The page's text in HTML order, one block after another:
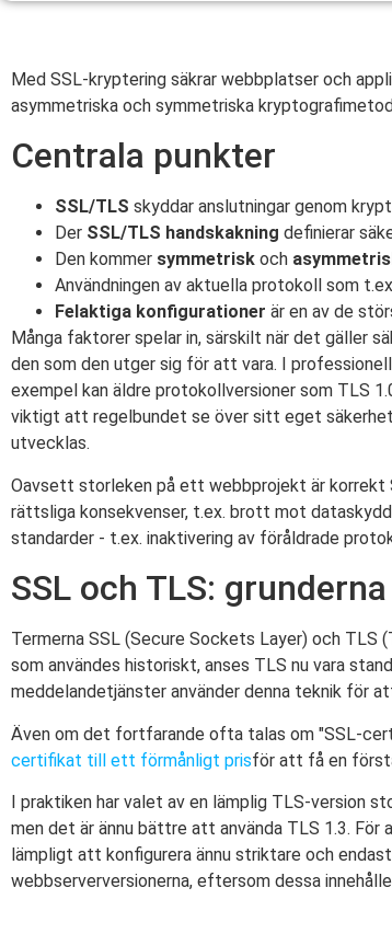
Med SSL-kryptering säkrar webbplatser och
asymmetriska och symmetriska
Centrala punkter
SSL/TLS skyddar anslutningar genom
Der SSL/TLS handskakning definierar
Den kommer symmetrisk och
Användningen av aktuella protokoll som
Felaktiga konfigurationer är en av de
Många faktorer spelar in, särskilt när det gäller
den som den utger sig för att vara. I
exempel kan äldre protokollversioner som TLS
viktigt att regelbundet se över sitt eget
utvecklas.
Oavsett storleken på ett webbprojekt är korrekt
rättsliga konsekvenser, t.ex. brott mot
standarder - t.ex. inaktivering av föråldrade
SSL och TLS:
Termerna SSL (Secure Sockets Layer) och
som användes historiskt, anses TLS nu vara
meddelandetjänster använder denna teknik för
Även om det fortfarande ofta talas om "SSL-
certifikat till ett förmånligt prisför att få en
I praktiken har valet av en lämplig TLS-version
men det är ännu bättre att använda TLS 1.3.
lämpligt att konfigurera ännu striktare och
webbserverversionerna, eftersom dessa